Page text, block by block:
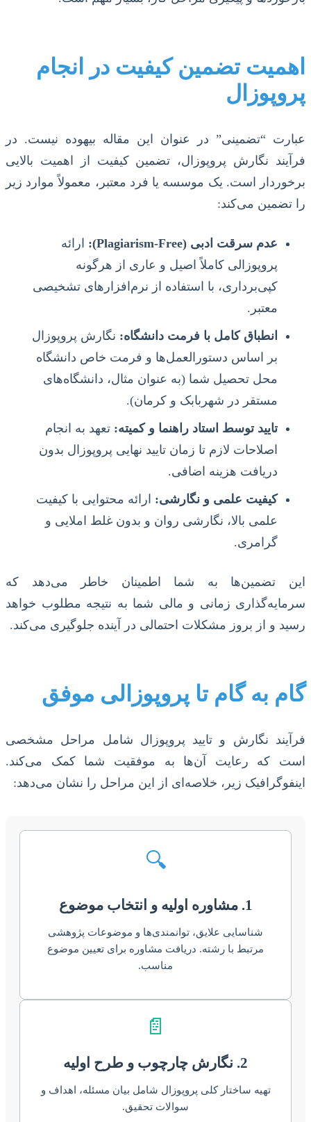
اهمیت تضمین کیفیت در انجام
پروپوزال
عبارت “تضمینی” در عنوان این مقاله بیهوده نیست. در
فرآیند نگارش پروپوزال، تضمین کیفیت از اهمیت بالایی
برخوردار است. یک موسسه یا فرد معتبر، معمولاً موارد زیر
را تضمین می‌کند:
عدم سرقت ادبی (Plagiarism-Free):
ارائه
پروپوزالی کاملاً اصیل و عاری از هرگونه
کپی‌برداری، با استفاده از نرم‌افزارهای تشخیصی
معتبر.
انطباق کامل با فرمت دانشگاه: نگارش پروپوزال
بر اساس دستورالعمل‌ها و فرمت خاص دانشگاه
محل تحصیل شما (به عنوان مثال، دانشگاه‌های
مستقر در شهربابک و کرمان).
تایید توسط استاد راهنما و کمیته: تعهد به انجام
اصلاحات لازم تا زمان تایید نهایی پروپوزال بدون
دریافت هزینه اضافی.
کیفیت علمی و نگارشی: ارائه محتوایی با کیفیت
علمی بالا، نگارشی روان و بدون غلط املایی و
گرامری.
این تضمین‌ها به شما اطمینان خاطر می‌دهد که
سرمایه‌گذاری زمانی و مالی شما به نتیجه مطلوب خواهد
رسید و از بروز مشکلات احتمالی در آینده جلوگیری می‌کند.
گام به گام تا پروپوزالی موفق
فرآیند نگارش و تایید پروپوزال شامل مراحل مشخصی
است که رعایت آن‌ها به موفقیت شما کمک می‌کند.
اینفوگرافیک زیر، خلاصه‌ای از این مراحل را نشان می‌دهد:
🔍
1. مشاوره اولیه و انتخاب موضوع
شناسایی علایق، توانمندی‌ها و موضوعات پژوهشی
مرتبط با رشته. دریافت مشاوره برای تعیین موضوع
مناسب.
📄
2. نگارش چارچوب و طرح اولیه
تهیه ساختار کلی پروپوزال شامل بیان مسئله، اهداف و
سوالات تحقیق.